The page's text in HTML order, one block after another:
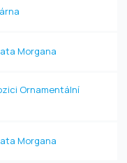
Morgana
Ornamentální
Morgana